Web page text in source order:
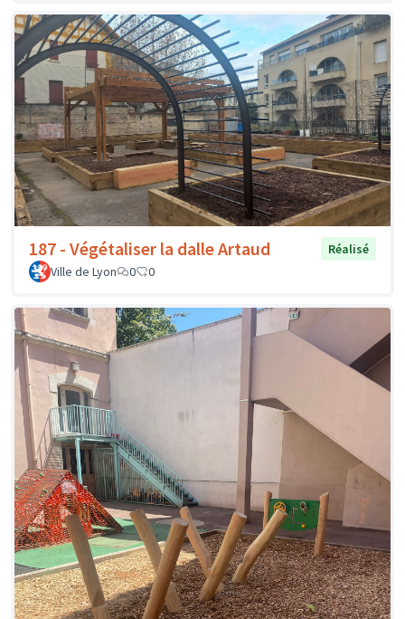
187 - Végétaliser la dalle Artaud
Réalisé
Ville de Lyon
0 0